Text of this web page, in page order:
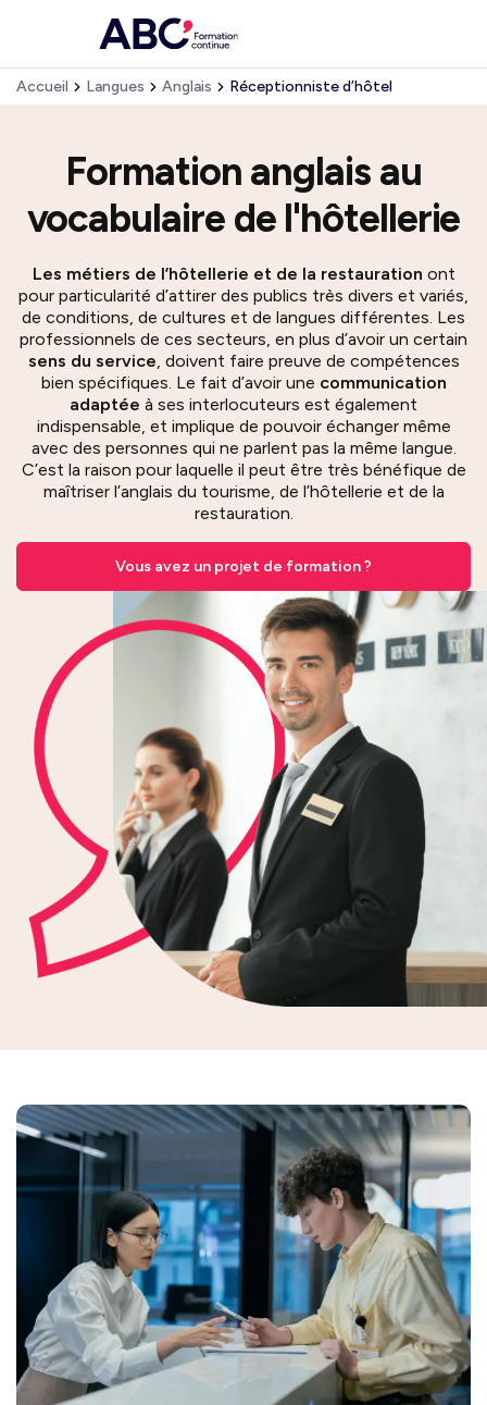
Accueil Langues Anglais Réceptionniste d’hôtel
Formation anglais au
vocabulaire de l'hôtellerie
Les métiers de l’hôtellerie et de la restauration ont
pour particularité d’attirer des publics très divers et variés,
de conditions, de cultures et de langues différentes. Les
professionnels de ces secteurs, en plus d’avoir un certain
sens du service, doivent faire preuve de compétences
bien spécifiques. Le fait d’avoir une communication
adaptée à ses interlocuteurs est également
indispensable, et implique de pouvoir échanger même
avec des personnes qui ne parlent pas la même langue.
C’est la raison pour laquelle il peut être très bénéfique de
maîtriser l’anglais du tourisme, de l’hôtellerie et de la
restauration.
Vous avez un projet de formation ?